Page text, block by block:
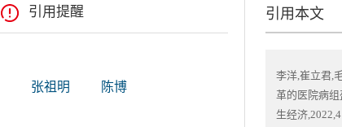
引用提醒
张祖明
陈博
引用本文
李洋,崔立君,
革的医院病
生经济